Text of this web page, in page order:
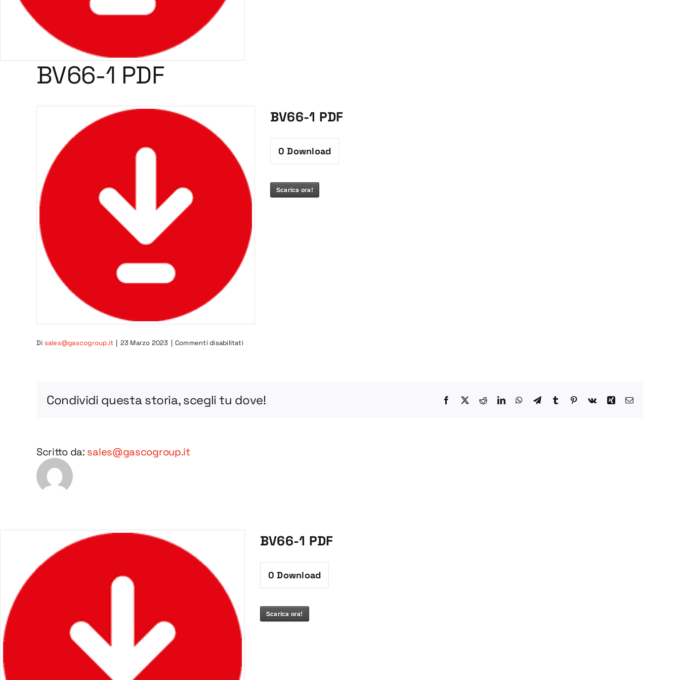
BV66-1 PDF
BV66-1 PDF
0 Download
Scarica ora!
Di sales@gascogroup.it 23 Marzo 2023 Commenti disabilitatisu
Condividi questa storia, scegli tu dove! Facebook
X RedditLinkedInWhatsApp
TelegramTumblr Pinterest
Vk Xing Email
Scritto da: sales@gascogroup.it
BV66-1 PDF
0 Download
Scarica ora!